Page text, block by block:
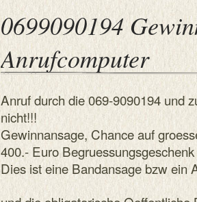
0699090194
Anrufcomputer
Anruf durch die 069-9090194 und
nicht!!!
Gewinnansage, Chance auf
400.- Euro
Dies ist eine Bandansage bzw ein